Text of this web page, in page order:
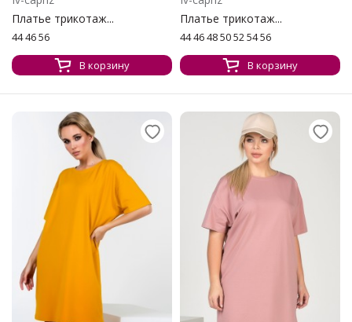
Платье трикотаж...
44 46 56
В корзину
Платье трикотаж...
44 46 48 50 52 54 56
В корзину